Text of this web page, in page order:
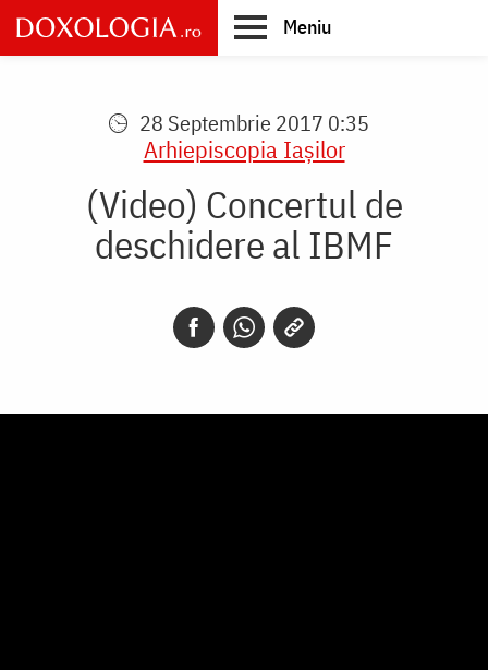
Skip
to
main
Meniu
28 Septembrie 2017 0:35
Arhiepiscopia Iaşilor
(Video) Concertul de
deschidere al IBMF